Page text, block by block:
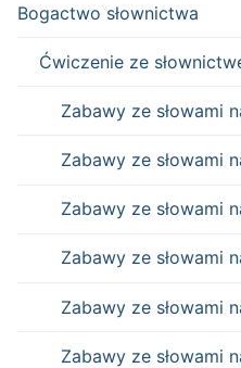
Bogactwo słownictwa
Ćwiczenie ze
Zabawy ze słowami
Zabawy ze słowami
Zabawy ze słowami
Zabawy ze słowami
Zabawy ze słowami
Zabawy ze słowami